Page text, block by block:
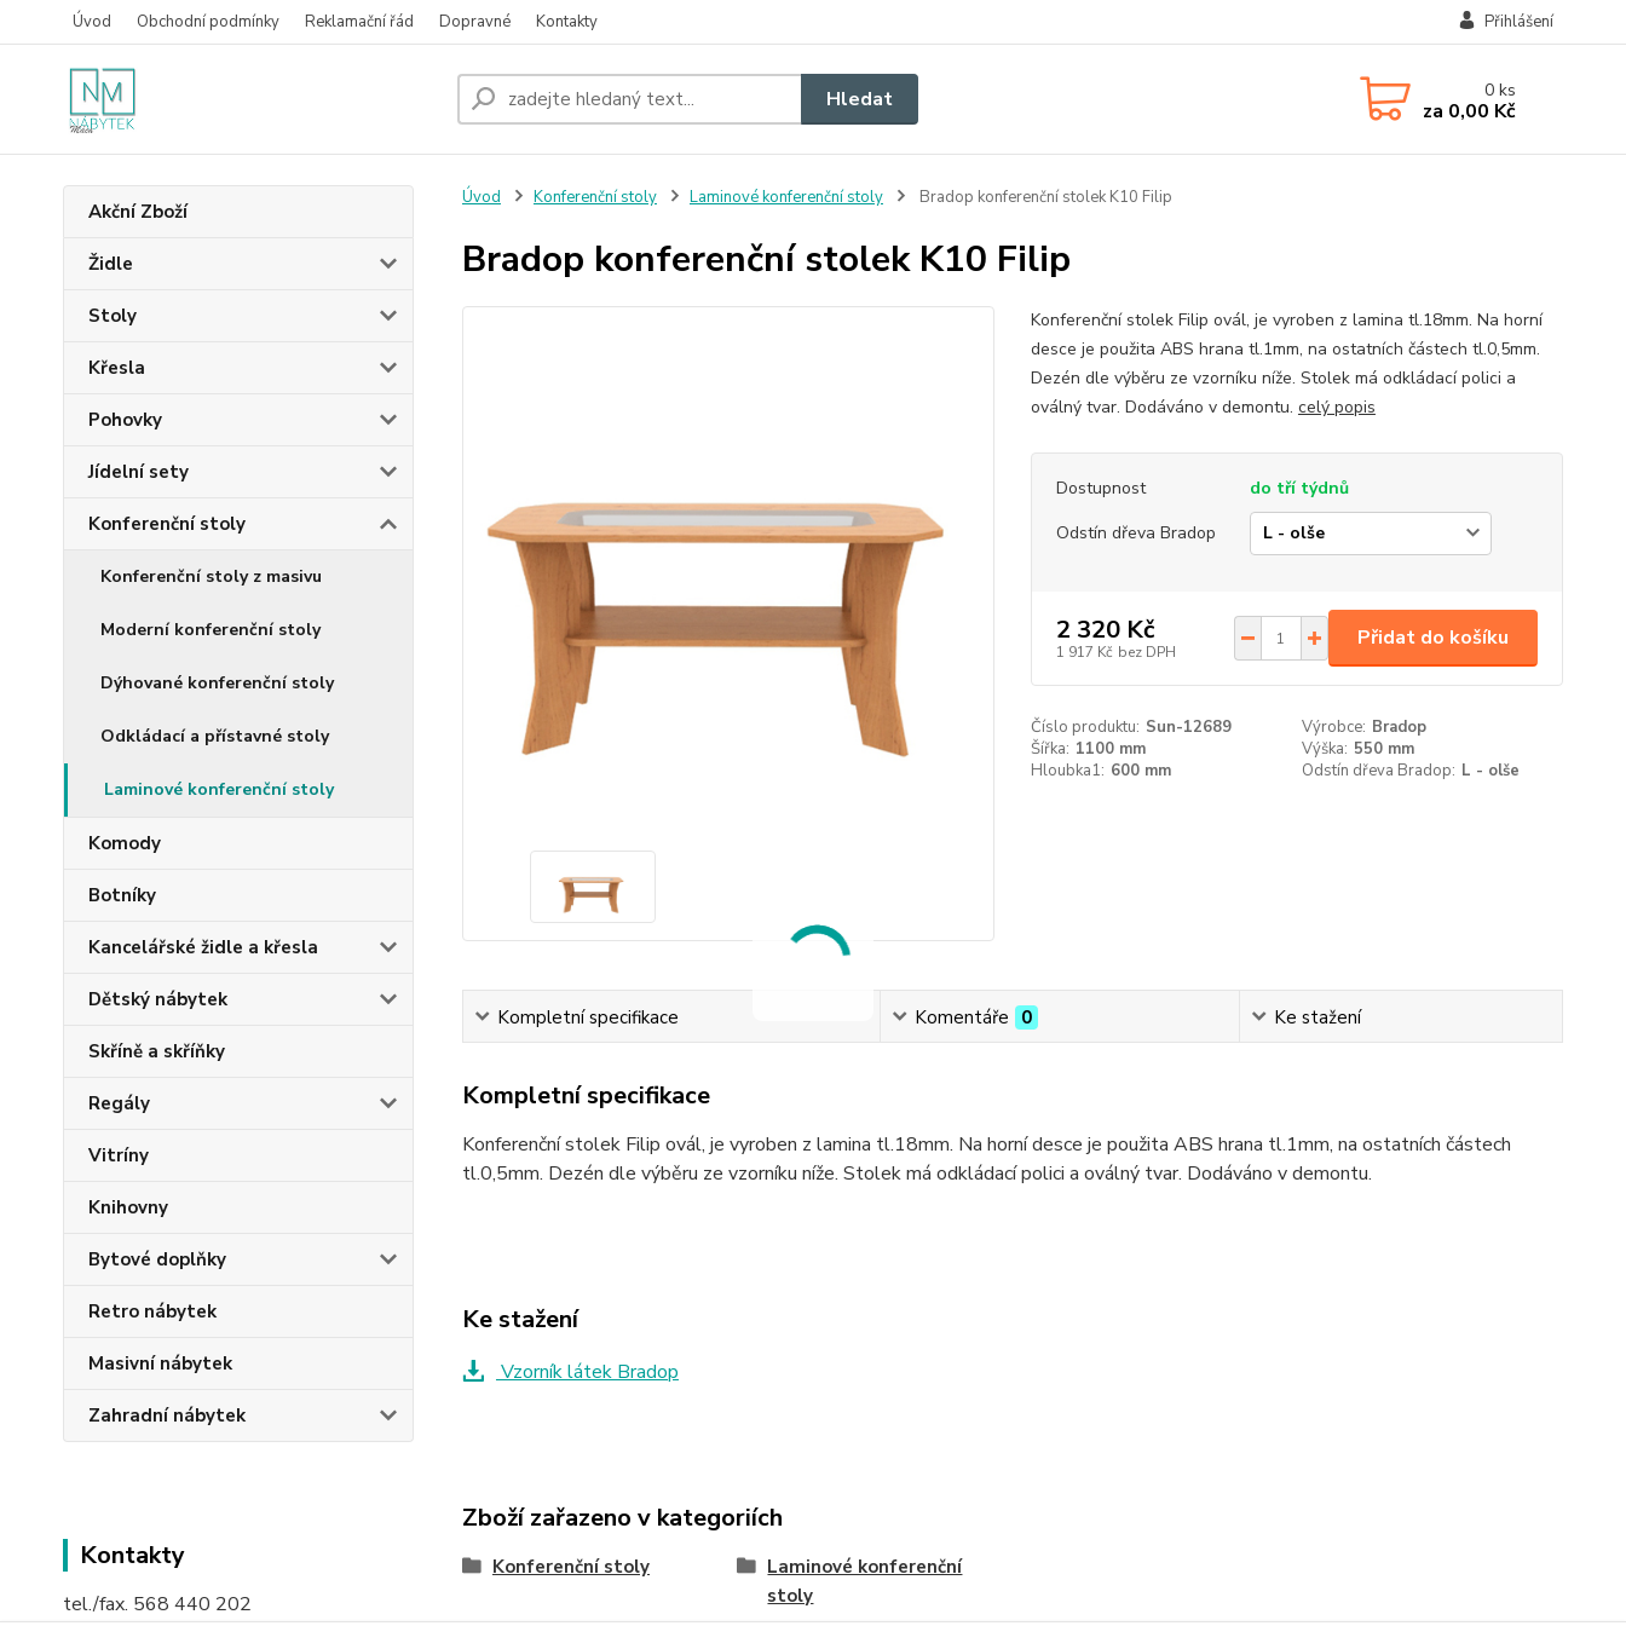
Úvod Obchodní podmínky Reklamační řád Dopravné Kontakty Přihlášení
Hledat 0ks
za 0,00 Kč
Akční Zboží
Židle
Stoly
Křesla
Pohovky
Jídelní sety
Konferenční stoly
Konferenční stoly z masivu
Moderní konferenční stoly
Dýhované konferenční stoly
Odkládací a přístavné stoly
Laminové konferenční stoly
Komody
Botníky
Kancelářské židle a křesla
Dětský nábytek
Skříně a skříňky
Regály
Vitríny
Knihovny
Bytové doplňky
Retro nábytek
Masivní nábytek
Zahradní nábytek
Kontakty
tel./fax. 568 440 202
Úvod Konferenční stoly Laminové konferenční stoly Bradop konferenční stolek K10 Filip
Bradop konferenční stolek K10 Filip
Konferenční stolek Filip ovál, je vyroben z lamina tl.18mm. Na horní
desce je použita ABS hrana tl.1mm, na ostatních částech tl.0,5mm.
Dezén dle výběru ze vzorníku níže. Stolek má odkládací polici a
oválný tvar. Dodáváno v demontu. celý popis
Dostupnost
do tří týdnů
Odstín dřeva Bradop
2 320 Kč
1 917 Kč bez DPH
Přidat do košíku
Číslo produktu: Sun-12689 Výrobce: Bradop
Šířka: 1100 mm Výška: 550 mm
Hloubka1: 600 mm Odstín dřeva Bradop: L - olše
Kompletní specifikace Komentáře 0 Ke stažení
Kompletní specifikace
Konferenční stolek Filip ovál, je vyroben z lamina tl.18mm. Na horní desce je použita ABS hrana tl.1mm, na ostatních částech
tl.0,5mm. Dezén dle výběru ze vzorníku níže. Stolek má odkládací polici a oválný tvar. Dodáváno v demontu.
Ke stažení
Vzorník látek Bradop
Zboží zařazeno v kategoriích
Konferenční stoly
Laminové konferenční
stoly